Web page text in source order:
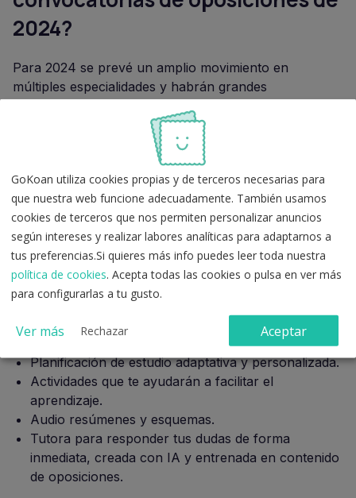
2024?
Para 2024 se prevé un amplio movimiento en
múltiples especialidades y habrán grandes
Por este motivo, es muy importante que estéis al día
de las convocatorias y tengáis muy claros los plazos
de presentación de instancias. Puedes consultar
nuestro post sobre lasoposiciones en plazo de
solicitud en 2024 para estar al tanto.
Temario.
Test y recursos variados, como esquemas y
Planificación de estudio adaptativa y personalizada.
Actividades que te ayudarán a facilitar el
aprendizaje.
Audio resúmenes y esquemas.
Tutora para responder tus dudas de forma
inmediata, creada con IA y entrenada en contenido
de oposiciones.
GoKoan utiliza cookies propias y de terceros necesarias para
que nuestra web funcione adecuadamente. También usamos
cookies de terceros que nos permiten personalizar anuncios
según intereses y realizar labores analíticas para adaptarnos a
tus preferencias.Si quieres más info puedes leer toda nuestra
política de cookies. Acepta todas las cookies o pulsa en ver más
para configurarlas a tu gusto.
Ver más Rechazar Aceptar